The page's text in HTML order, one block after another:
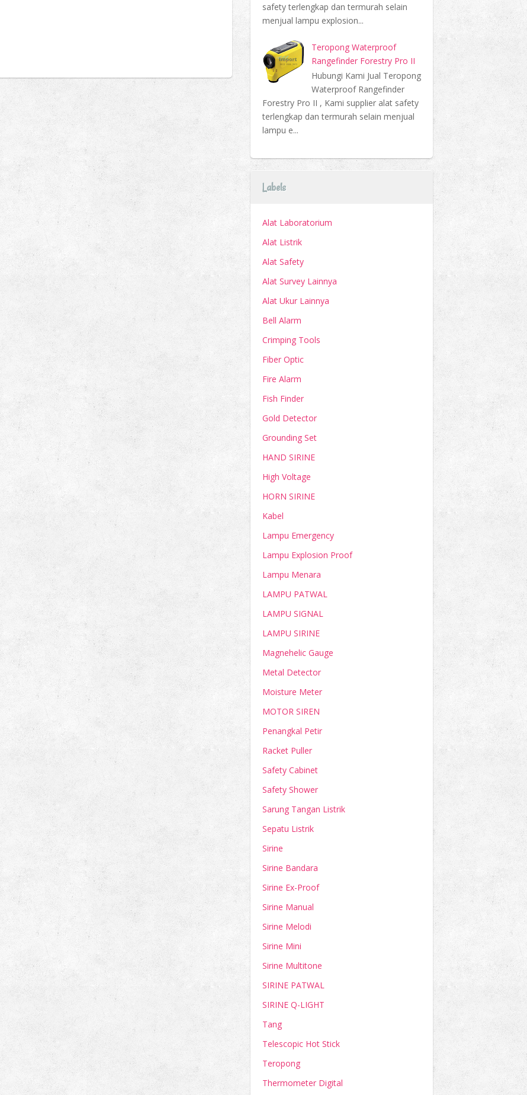
safety terlengkap dan termurah selain
menjual lampu explosion...
Teropong Waterproof
Rangefinder Forestry Pro II
Hubungi Kami Jual Teropong
Waterproof Rangefinder
Forestry Pro II , Kami supplier alat safety
terlengkap dan termurah selain menjual
lampu e...
Labels
Alat Laboratorium
Alat Listrik
Alat Safety
Alat Survey Lainnya
Alat Ukur Lainnya
Bell Alarm
Crimping Tools
Fiber Optic
Fire Alarm
Fish Finder
Gold Detector
Grounding Set
HAND SIRINE
High Voltage
HORN SIRINE
Kabel
Lampu Emergency
Lampu Explosion Proof
Lampu Menara
LAMPU PATWAL
LAMPU SIGNAL
LAMPU SIRINE
Magnehelic Gauge
Metal Detector
Moisture Meter
MOTOR SIREN
Penangkal Petir
Racket Puller
Safety Cabinet
Safety Shower
Sarung Tangan Listrik
Sepatu Listrik
Sirine
Sirine Bandara
Sirine Ex-Proof
Sirine Manual
Sirine Melodi
Sirine Mini
Sirine Multitone
SIRINE PATWAL
SIRINE Q-LIGHT
Tang
Telescopic Hot Stick
Teropong
Thermometer Digital